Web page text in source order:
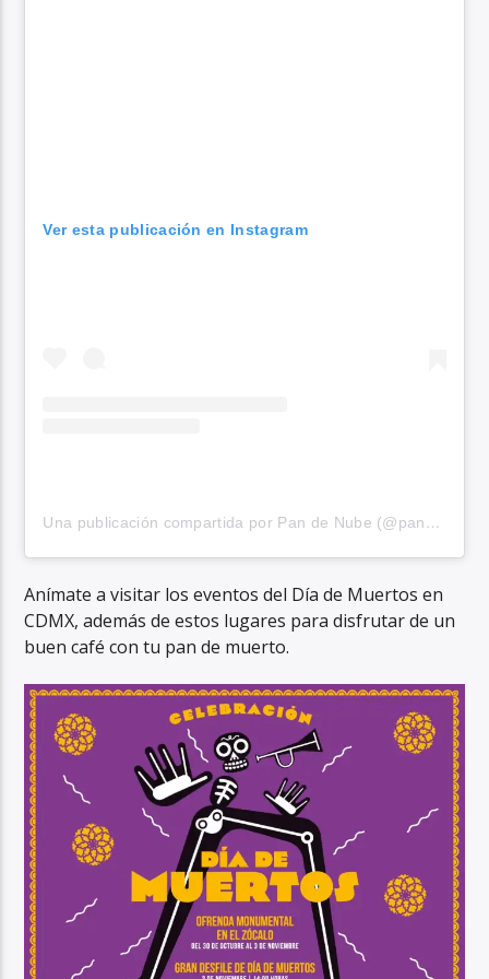
Ver esta publicación en Instagram
Una publicación compartida por Pan de Nube (@pandenubemex)
Anímate a visitar los eventos del Día de Muertos en
CDMX, además de estos lugares para disfrutar de un
buen café con tu pan de muerto.